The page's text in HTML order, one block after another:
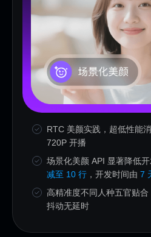
RTC 美颜实践，超低性能
720P 开播
场景化美颜 API 显著降低开
减至 10 行 ，开发时间由 7
高精准度不同人种五官贴
抖动无延时